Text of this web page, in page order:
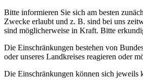
Bitte informieren Sie sich am besten
Zwecke erlaubt und z. B. sind bei uns
sind möglicherweise in Kraft. Bitte
Die Einschränkungen bestehen von
oder unseres Landkreises reagieren oder
Die Einschränkungen können sich jeweils